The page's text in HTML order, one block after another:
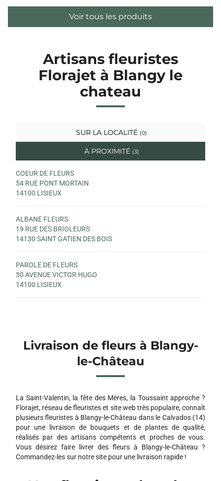
Voir tous les produits
Artisans fleuristes
Florajet à Blangy le
chateau
SUR LA LOCALITÉ (0)
À PROXIMITÉ (3)
COEUR DE FLEURS
54 RUE PONT MORTAIN
14100 LISIEUX
ALBANE FLEURS
19 RUE DES BRIOLEURS
14130 SAINT GATIEN DES BOIS
PAROLE DE FLEURS
50 AVENUE VICTOR HUGO
14100 LISIEUX
Livraison de fleurs à Blangy-
le-Château
La Saint-Valentin, la fête des Mères, la Toussaint approche ?
Florajet, réseau de fleuristes et site web très populaire, connaît
plusieurs fleuristes à Blangy-le-Château dans le Calvados (14)
pour une livraison de bouquets et de plantes de qualité,
réalisés par des artisans compétents et proches de vous.
Vous désirez faire livrer des fleurs à Blangy-le-Château ?
Commandez-les sur notre site pour une livraison rapide !